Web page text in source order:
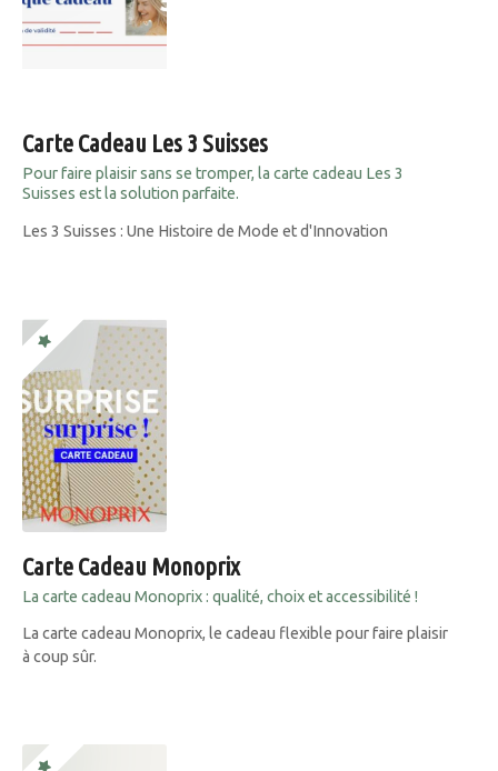
Carte Cadeau Les 3 Suisses
Pour faire plaisir sans se tromper, la carte cadeau Les 3
Suisses est la solution parfaite.
Les 3 Suisses : Une Histoire de Mode et d'Innovation
Carte Cadeau Monoprix
La carte cadeau Monoprix : qualité, choix et accessibilité !
La carte cadeau Monoprix, le cadeau flexible pour faire plaisir
à coup sûr.